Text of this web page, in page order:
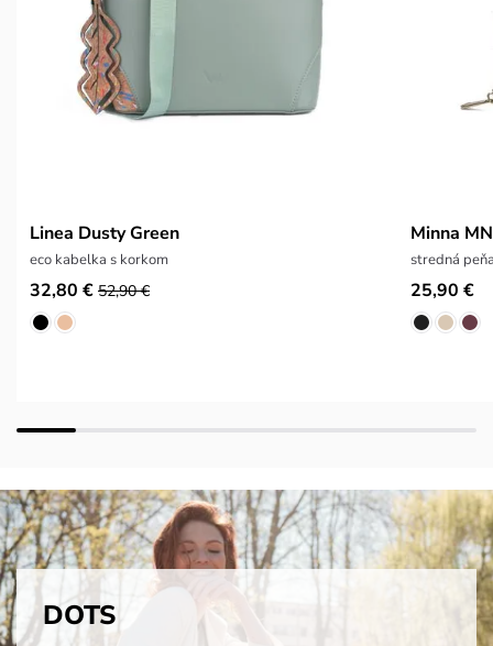
Linea Dusty Green
eco kabelka s korkom
32,80 € 52,90 €
Minna
stredná
25,90 €
DOTS